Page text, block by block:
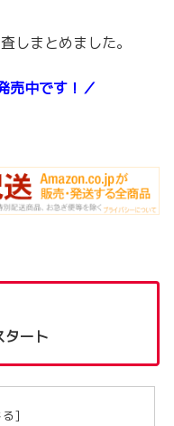
しまとめました。
売中です！／
タート